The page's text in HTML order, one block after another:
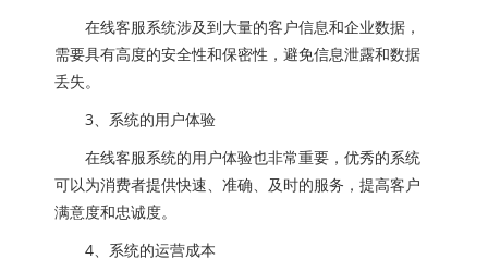
在线客服系统涉及到大量的客户信息和企业数据，
需要具有高度的安全性和保密性，避免信息泄露和数据
丢失。
3、系统的用户体验
在线客服系统的用户体验也非常重要，优秀的系统
可以为消费者提供快速、准确、及时的服务，提高客户
满意度和忠诚度。
4、系统的运营成本